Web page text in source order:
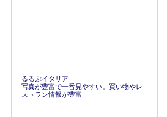
るるぶイタリア
写真が豊富で一番見やすい。買い物やレ
ストラン情報が豊富